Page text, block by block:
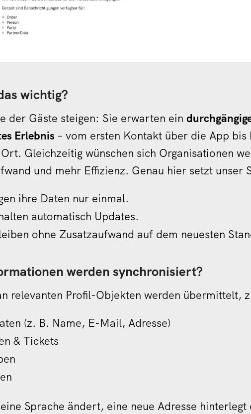
wichtig?
der Gäste steigen: Sie erwarten ein
Erlebnis – vom ersten Kontakt über die App bis
Gleichzeitig wünschen sich Organisationen
und mehr Effizienz. Genau hier setzt unser
ihre Daten nur einmal.
automatisch Updates.
ohne Zusatzaufwand auf dem neuesten
werden synchronisiert?
relevanten Profil-Objekten werden übermittelt,
(z. B. Name, E-Mail, Adresse)
& Tickets
Sprache ändert, eine neue Adresse hinterlegt